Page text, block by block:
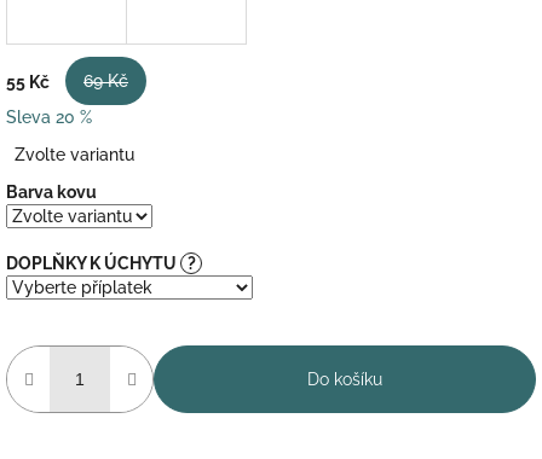
55 Kč
69 Kč
Sleva 20 %
cena:
Zvolte variantu
Barva kovu
DOPLŇKY K ÚCHYTU ?
Do košíku